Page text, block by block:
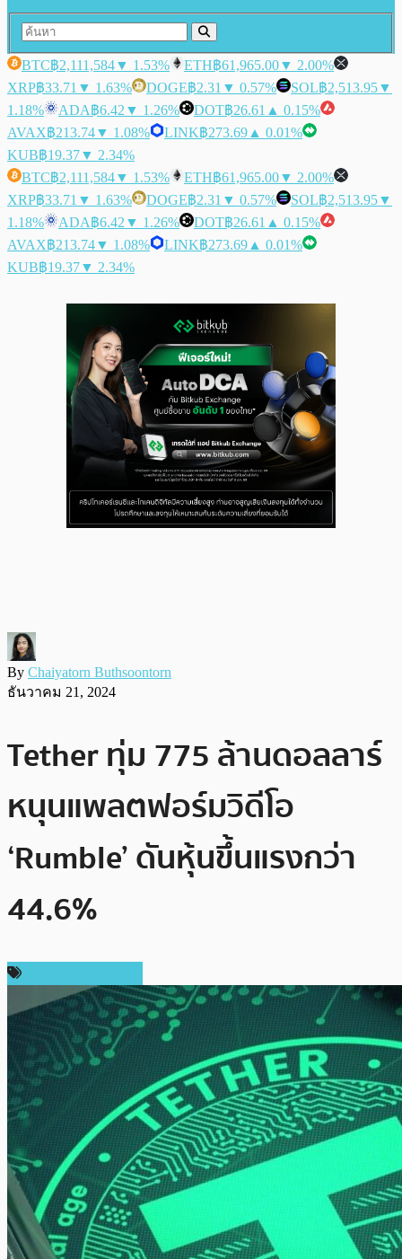
BTC฿2,111,584▼ 1.53% ETH฿61,965.00▼ 2.00%
XRP฿33.71 ▼ 1.63% DOGE฿2.31 ▼ 0.57% SOL฿2,513.95▼
1.18%
ADA฿6.42 ▼ 1.26% DOT฿26.61 ▲ 0.15%
AVAX฿213.74▼ 1.08% LINK฿273.69 ▲ 0.01%
KUB฿19.37▼ 2.34%
BTC฿2,111,584▼ 1.53% ETH฿61,965.00▼ 2.00%
XRP฿33.71 ▼ 1.63% DOGE฿2.31 ▼ 0.57% SOL฿2,513.95▼
1.18%
ADA฿6.42 ▼ 1.26% DOT฿26.61 ▲ 0.15%
AVAX฿213.74▼ 1.08% LINK฿273.69 ▲ 0.01%
KUB฿19.37▼ 2.34%
By Chaiyatorn Buthsoontorn
ธันวาคม 21, 2024
Tether ทุ่ม 775 ล้านดอลลาร์
หนุนแพลตฟอร์มวิดีโอ
‘Rumble’ ดันหุ้นขึ้นแรงกว่า
44.6%